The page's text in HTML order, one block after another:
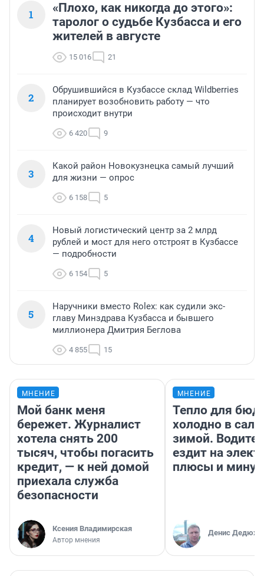
1
«Плохо, как никогда до этого»:
таролог о судьбе Кузбасса и его
жителей в августе
15 016 21
2
Обрушившийся в Кузбассе склад Wildberries
планирует возобновить работу — что
происходит внутри
6 420 9
3
Какой район Новокузнецка самый лучший
для жизни — опрос
6 158 5
4
Новый логистический центр за 2 млрд
рублей и мост для него отстроят в Кузбассе
— подробности
6 154 5
5
Наручники вместо Rolex: как судили экс-
главу Минздрава Кузбасса и бывшего
миллионера Дмитрия Беглова
4 855 15
МНЕНИЕ
Мой банк меня
бережет. Журналист
хотела снять 200
тысяч, чтобы погасить
кредит, — к ней домой
приехала служба
безопасности
Ксения Владимирская
Автор мнения
МНЕНИЕ
Тепло для
холодно в
зимой.
ездит на
плюсы и
Денис